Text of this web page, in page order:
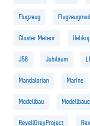
Flugzeug
Gloster Meteor
J58 Jubiläum
Mandalorian Marine
Modellbau
RevellGreyProject